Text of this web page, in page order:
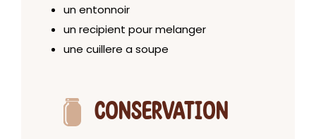
un entonnoir
un recipient pour melanger
une cuillere a soupe
CONSERVATION